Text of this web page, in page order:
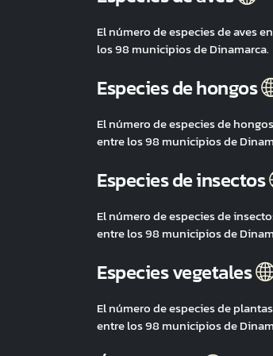
El número de especies de aves
los 98 municipios de Dinamarca.
Especies de hongos
El número de especies de
entre los 98 municipios de
Especies de insectos
El número de especies de
entre los 98 municipios de
Especies vegetales
El número de especies de
entre los 98 municipios de